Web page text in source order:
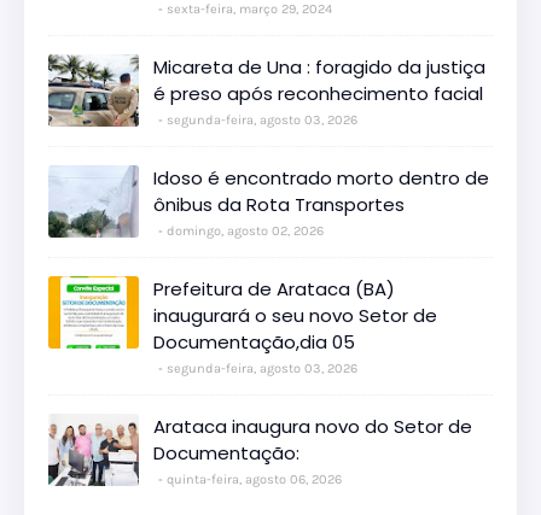
sexta-feira, março 29, 2024
Micareta de Una : foragido da justiça
é preso após reconhecimento facial
segunda-feira, agosto 03, 2026
Idoso é encontrado morto dentro de
ônibus da Rota Transportes
domingo, agosto 02, 2026
Prefeitura de Arataca (BA)
inaugurará o seu novo Setor de
Documentação,dia 05
segunda-feira, agosto 03, 2026
Arataca inaugura novo do Setor de
Documentação:
quinta-feira, agosto 06, 2026